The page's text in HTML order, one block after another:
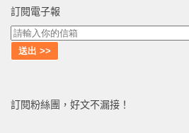
訂閱電子報
訂閱粉絲團，好文不漏接！